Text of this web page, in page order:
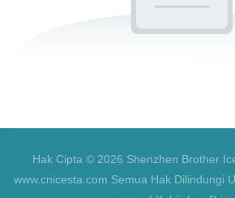
Hak Cipta © 2026 Shenzhen Brother
www.cnicesta.com Semua Hak Dilindungi